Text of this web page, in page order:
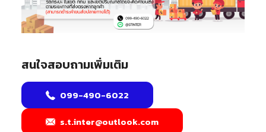
สนใจสอบถามเพิ่มเติม
099-490-6022
s.t.inter@outlook.com